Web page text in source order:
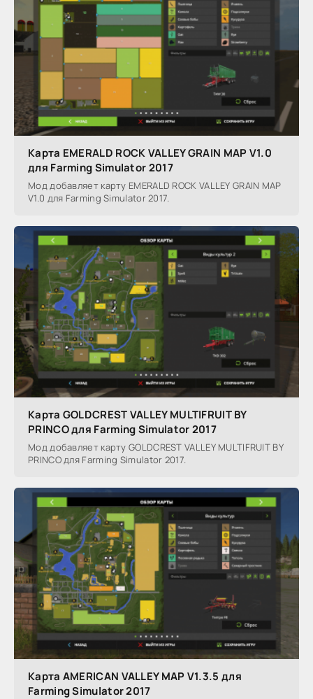
Карта EMERALD ROCK VALLEY GRAIN MAP V1.0
для Farming Simulator 2017
Мод добавляет карту EMERALD ROCK VALLEY GRAIN MAP
V1.0 для Farming Simulator 2017.
Карта GOLDCREST VALLEY MULTIFRUIT BY
PRINCO для Farming Simulator 2017
Мод добавляет карту GOLDCREST VALLEY MULTIFRUIT BY
PRINCO для Farming Simulator 2017.
Карта AMERICAN VALLEY MAP V1.3.5 для
Farming Simulator 2017